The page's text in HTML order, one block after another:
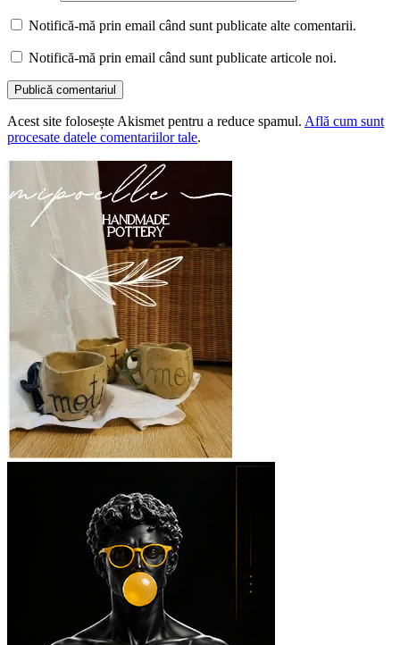
Notifică-mă prin email când sunt publicate alte comentarii.
Notifică-mă prin email când sunt publicate articole noi.
Acest site folosește Akismet pentru a reduce spamul. Află cum sunt
procesate datele comentariilor tale.